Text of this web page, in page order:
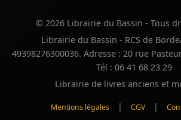
© 2026 Librairie du Bassin - Tous
Librairie du Bassin - RCS de
49398276300036. Adresse : 20 rue
Tél : 06 41 68 23 29
Librairie de livres anciens et
Mentions légales | CGV |